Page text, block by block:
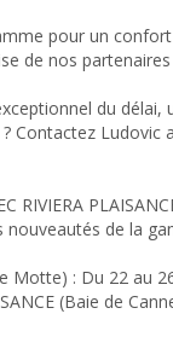
pour un
de nos
du
Contactez Ludovic
RIVIERA
de la
Motte) : Du 22 au
(Baie de